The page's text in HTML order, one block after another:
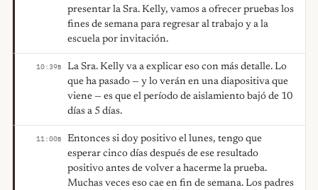
presentar la Sra. Kelly, vamos a ofrecer pruebas los
fines de semana para regresar al trabajo y a la
escuela por invitación.
10:39B
La Sra. Kelly va a explicar eso con más detalle. Lo
que ha pasado — y lo verán en una diapositiva que
viene — es que el período de aislamiento bajó de 10
días a 5 días.
11:00B
Entonces si doy positivo el lunes, tengo que
esperar cinco días después de ese resultado
positivo antes de volver a hacerme la prueba.
Muchas veces eso cae en fin de semana. Los padres